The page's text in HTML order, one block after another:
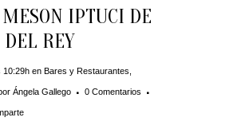
MESON IPTUCI DE
REY
10:29h en Bares y Restaurantes
Ángela Gallego 0 Comentarios